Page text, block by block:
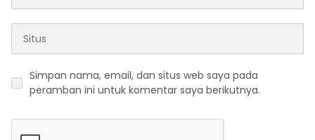
Simpan nama, email, dan situs web saya pada
peramban ini untuk komentar saya berikutnya.